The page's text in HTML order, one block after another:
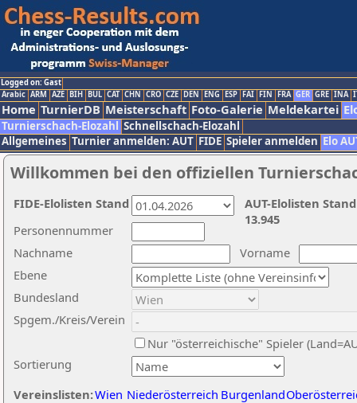
Logged on: Gast
Arabic ARM AZE BIH BUL CAT CHN CRO CZE DEN ENG ESP FAI FIN FRA GER GRE INA
Home TurnierDB Meisterschaft Foto-Galerie Meldekartei
Turnierschach-Elozahl Schnellschach-Elozahl
Allgemeines Turnier anmelden: AUT FIDE Spieler anmelden Elo
Willkommen bei den offiziellen
Nachname
Vorname
Ebene
Sortierung
Personennummer
Bundesland
Spgem./Kreis/Verein
Nur "österreichische" Spieler
Vereinslisten:Wien Niederösterreich Burgenland
AUT-Elolisten
13.945
FIDE-Elolisten Stand